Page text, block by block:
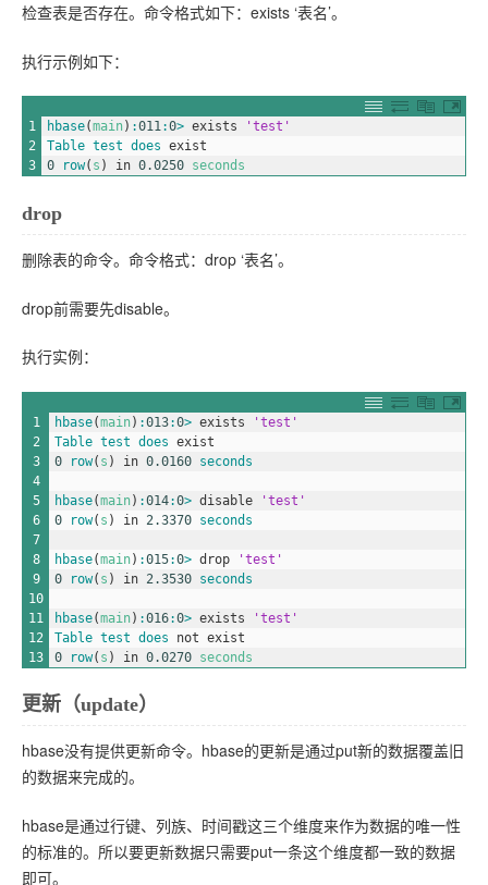
检查表是否存在。命令格式如下：exists ‘表名’。
执行示例如下：
1
2
3
hbase(main) :011:0> exists
'test'
Table test does exist
0
row( s ) in 0.0250 seconds
drop
删除表的命令。命令格式：drop ‘表名’。
drop前需要先disable。
执行实例：
1
2
3
4
5
6
7
8
9
10
11
12
13
hbase(main) :013:0> exists
'test'
Table test does exist
0
row( s ) in 0.0160 seconds
hbase(main) :014:0> disable
'test'
0
row( s ) in 2.3370 seconds
hbase(main) :015:0> drop
'test'
0
row( s ) in 2.3530 seconds
hbase(main) :016:0> exists
'test'
Table test does not exist
0
row( s ) in 0.0270 seconds
更新（update）
hbase没有提供更新命令。hbase的更新是通过put新的数据覆盖旧
的数据来完成的。
hbase是通过行键、列族、时间戳这三个维度来作为数据的唯一性
的标准的。所以要更新数据只需要put一条这个维度都一致的数据
即可。